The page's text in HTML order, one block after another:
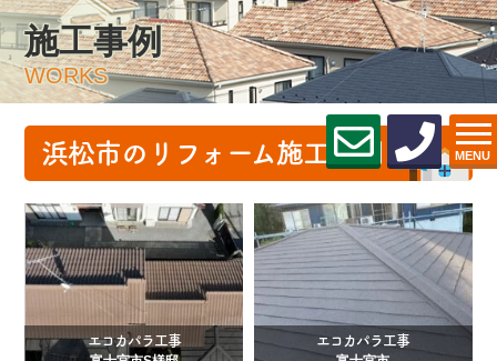
MENU
施工事例
WORKS
浜松市のリフォーム施工事例
エコカパラ工事 エコカパラ工事